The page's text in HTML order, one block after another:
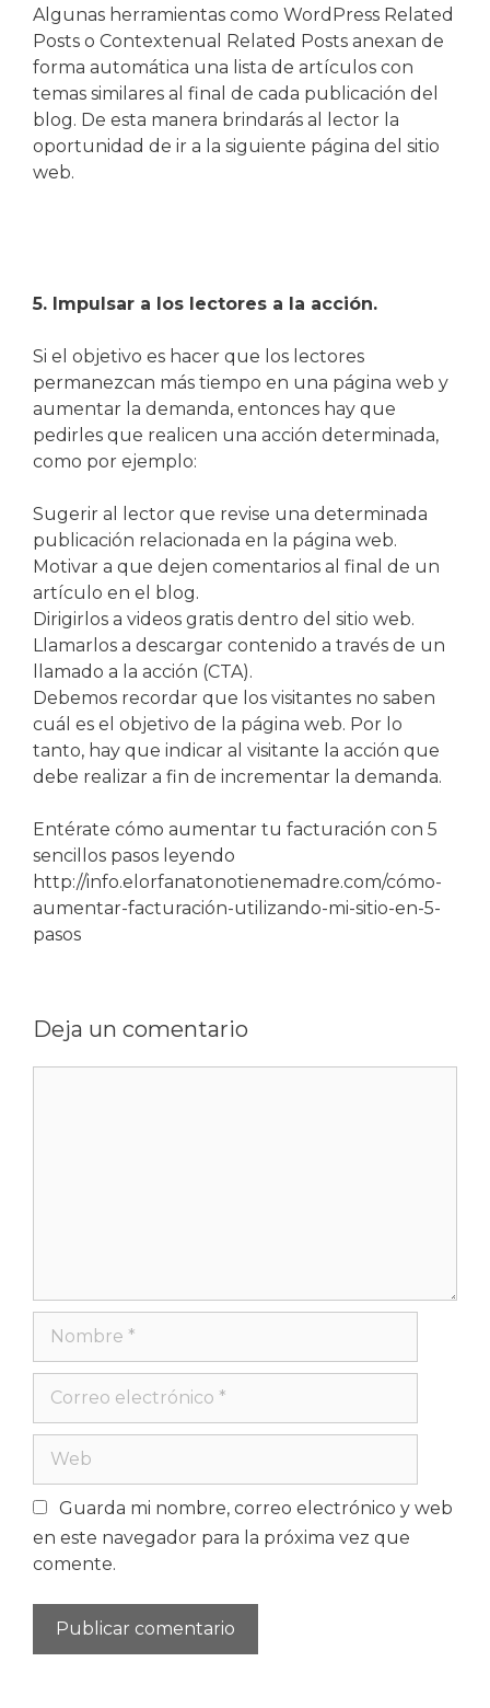
Algunas herramientas como WordPress Related
Posts o Contextenual Related Posts anexan de
forma automática una lista de artículos con
temas similares al final de cada publicación del
blog. De esta manera brindarás al lector la
oportunidad de ir a la siguiente página del sitio
web.
5. Impulsar a los lectores a la acción.
Si el objetivo es hacer que los lectores
permanezcan más tiempo en una página web y
aumentar la demanda, entonces hay que
pedirles que realicen una acción determinada,
como por ejemplo:
Sugerir al lector que revise una determinada
publicación relacionada en la página web.
Motivar a que dejen comentarios al final de un
artículo en el blog.
Dirigirlos a videos gratis dentro del sitio web.
Llamarlos a descargar contenido a través de un
llamado a la acción (CTA).
Debemos recordar que los visitantes no saben
cuál es el objetivo de la página web. Por lo
tanto, hay que indicar al visitante la acción que
debe realizar a fin de incrementar la demanda.
Entérate cómo aumentar tu facturación con 5
sencillos pasos leyendo
http://info.elorfanatonotienemadre.com/cómo-
aumentar-facturación-utilizando-mi-sitio-en-5-
pasos
Deja un comentario
Guarda mi nombre, correo electrónico y web
en este navegador para la próxima vez que
comente.